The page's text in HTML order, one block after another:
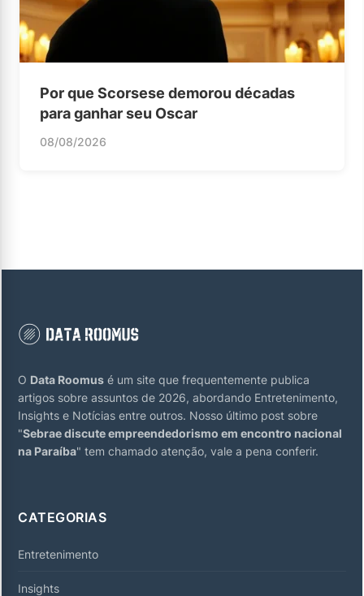
Por que Scorsese demorou décadas
para ganhar seu Oscar
08/08/2026
O Data Roomus é um site que frequentemente publica
artigos sobre assuntos de 2026, abordando Entretenimento,
Insights e Notícias entre outros. Nosso último post sobre
"Sebrae discute empreendedorismo em encontro nacional
na Paraíba" tem chamado atenção, vale a pena conferir.
CATEGORIAS
Entretenimento
Insights